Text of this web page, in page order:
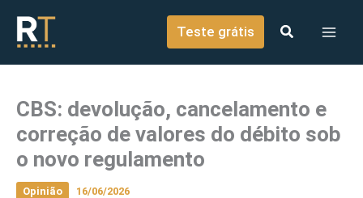
conteúdo
Teste grátis
CBS: devolução, cancelamento e
correção de valores do débito sob
o novo regulamento
Opinião 16/06/2026